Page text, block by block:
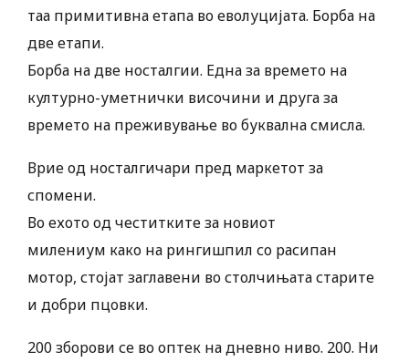
таа примитивна етапа во еволуцијата. Борба на
две етапи.
Борба на две носталгии. Една за времето на
културно-уметнички височини и друга за
времето на преживување во буквална смисла.
Врие од носталгичари пред маркетот за
спомени.
Во ехото од честитките за новиот
милениум како на рингишпил со расипан
мотор, стојат заглавени во столчињата старите
и добри пцовки.
200 зборови се во оптек на дневно ниво. 200. Ни